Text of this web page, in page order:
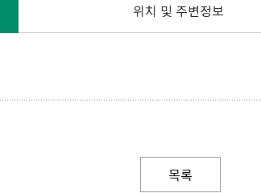
위치 및 주변정보
목록